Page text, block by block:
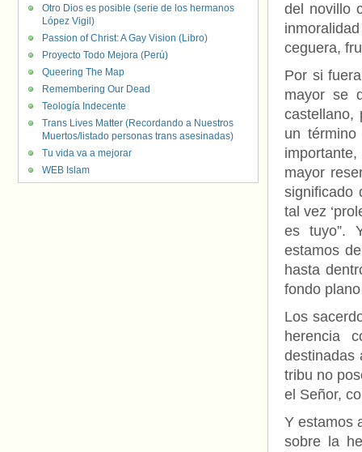
del novillo
ceguera,
Por si
mayor se
castellano,
un
mayor
significado
tal vez
es tuyo”.
estamos
hasta
fondo
Los
herencia
destinadas
tribu no
el Señor,
Y estamos
sobre la
Otro Dios es posible (serie de los hermanos
López Vigil)
Passion of Christ: A Gay Vision (Libro)
Proyecto Todo Mejora (Perú)
Queering The Map
Remembering Our Dead
Teología Indecente
Trans Lives Matter (Recordando a Nuestros
Muertos/listado personas trans asesinadas)
Tu vida va a mejorar
WEB Islam